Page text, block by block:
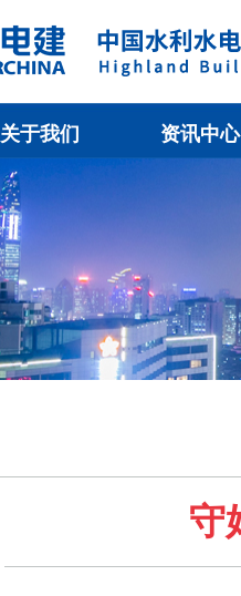
关于我们 资讯中心
守